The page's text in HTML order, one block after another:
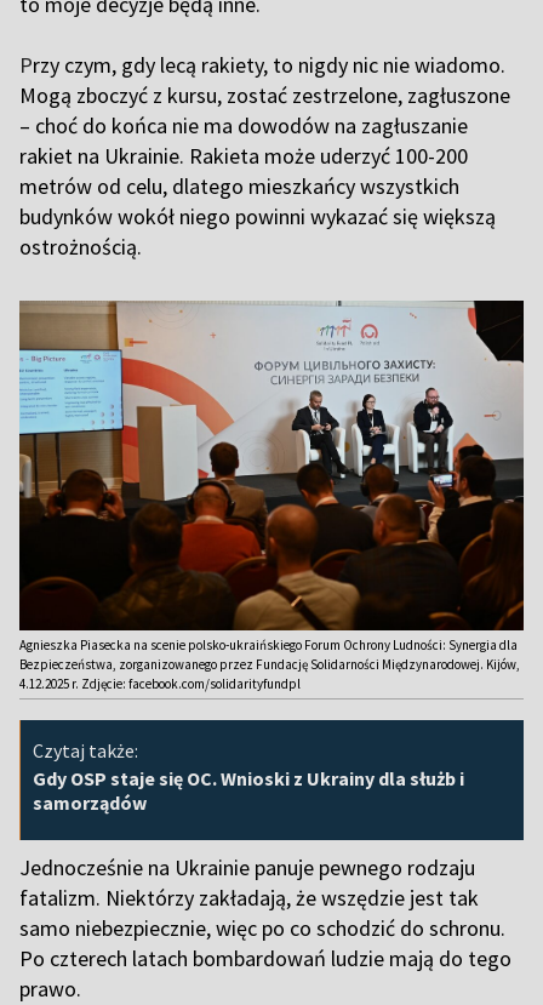
Przy czym, gdy lecą rakiety, to nigdy nic nie wiadomo.
Mogą zboczyć z kursu, zostać zestrzelone, zagłuszone
– choć do końca nie ma dowodów na zagłuszanie
rakiet na Ukrainie. Rakieta może uderzyć 100-200
metrów od celu, dlatego mieszkańcy wszystkich
budynków wokół niego powinni wykazać się większą
ostrożnością.
Agnieszka Piasecka na scenie polsko-ukraińskiego Forum Ochrony Ludności: Synergia dla
Bezpieczeństwa, zorganizowanego przez Fundację Solidarności Międzynarodowej. Kijów,
4.12.2025 r. Zdjęcie: facebook.com/solidarityfundpl
Czytaj także:
Gdy OSP staje się OC. Wnioski z Ukrainy dla służb i
samorządów
Jednocześnie na Ukrainie panuje pewnego rodzaju
fatalizm. Niektórzy zakładają, że wszędzie jest tak
samo niebezpiecznie, więc po co schodzić do schronu.
Po czterech latach bombardowań ludzie mają do tego
prawo.